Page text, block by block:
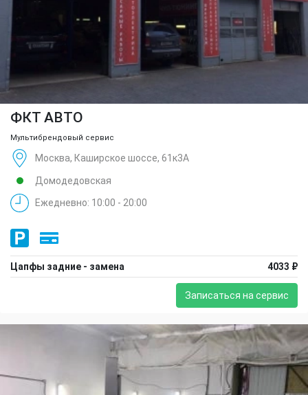
ФКТ АВТО
Мультибрендовый сервис
Москва, Каширское шоссе, 61к3А
Домодедовская
Ежедневно: 10:00 - 20:00
Цапфы задние - замена 4033 ₽
Записаться на сервис